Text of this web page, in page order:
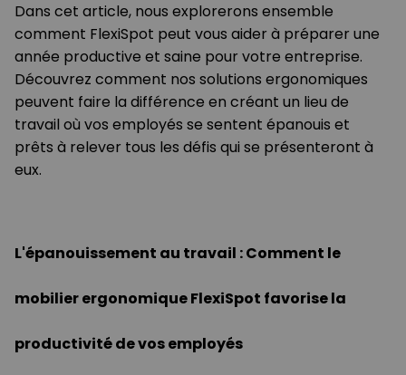
Dans cet article, nous explorerons ensemble
comment FlexiSpot peut vous aider à préparer une
année productive et saine pour votre entreprise.
Découvrez comment nos solutions ergonomiques
peuvent faire la différence en créant un lieu de
travail où vos employés se sentent épanouis et
prêts à relever tous les défis qui se présenteront à
eux.
L'épanouissement au travail : Comment le
mobilier ergonomique FlexiSpot favorise la
productivité de vos employés